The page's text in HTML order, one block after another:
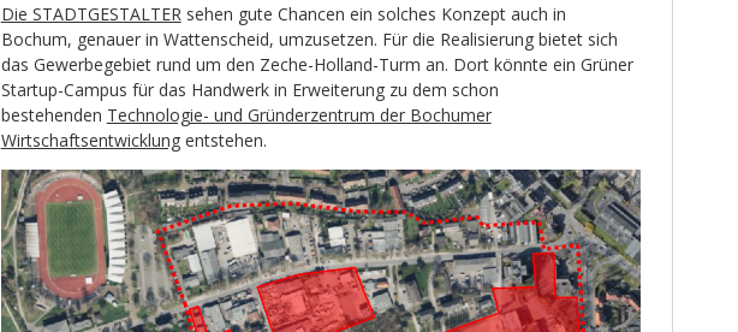
Die STADTGESTALTER sehen gute Chancen ein solches Konzept auch in
Bochum, genauer in Wattenscheid, umzusetzen. Für die Realisierung bietet sich
das Gewerbegebiet rund um den Zeche-Holland-Turm an. Dort könnte ein Grüner
Startup-Campus für das Handwerk in Erweiterung zu dem schon
bestehenden Technologie- und Gründerzentrum der Bochumer
Wirtschaftsentwicklungentstehen.